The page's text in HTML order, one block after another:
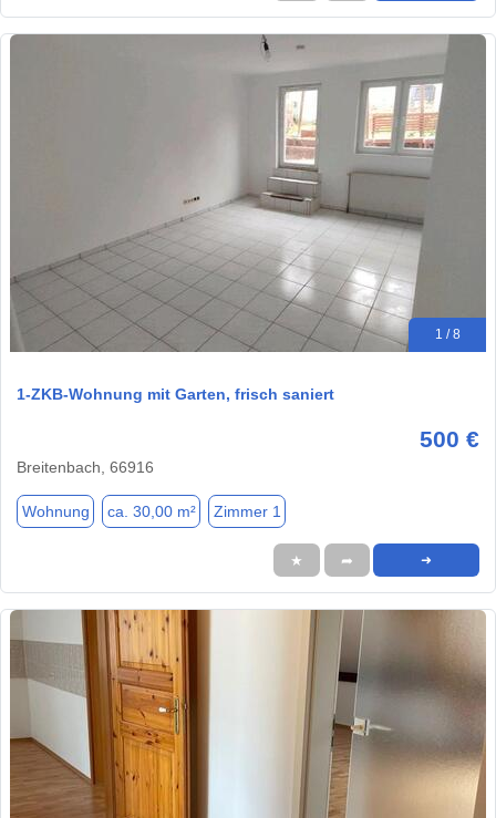
1 / 8
1-ZKB-Wohnung mit Garten, frisch saniert
500 €
Breitenbach, 66916
Wohnung ca. 30,00 m² Zimmer 1
★ ➦ ➜